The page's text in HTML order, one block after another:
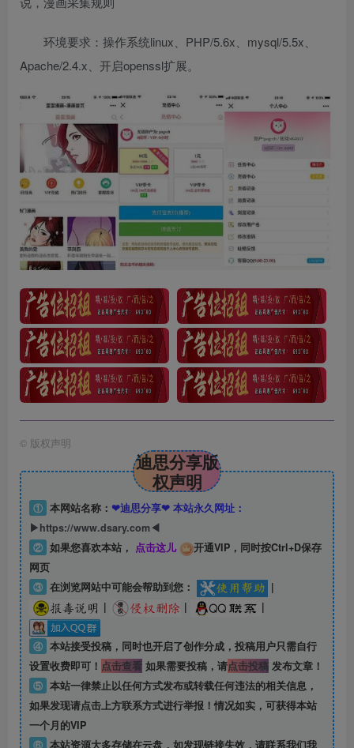
环境要求：操作系统linux、PHP/5.6x、mysql/5.5x、
Apache/2.4.x、开启openssl扩展。
© 版权声明
迪思分享版
权声明
① 本网站名称： ❤迪思分享❤ 本站永久网址：
▶https://www.dsary.com◀
② 如果您喜欢本站， 点击这儿
开通VIP，同时按Ctrl+D保存
网页
③ 在浏览网站中可能会帮助到您：
|
|
| |
④ 本站接受投稿，同时也开启了创作分成，投稿用户只需自行
设置收费即可！ 点击查看如果需要投稿，请点击投稿发布文章！
⑤ 本站一律禁止以任何方式发布或转载任何违法的相关信息，
如果发现请点击上方联系方式进行举报！情况如实，可获得本站
一个月的VIP
⑥ 本站资源大多存储在云盘，如发现链接失效，请联系我们我